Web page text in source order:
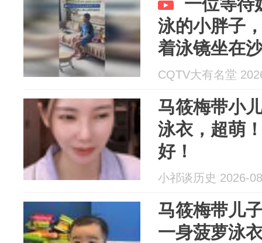
泳的小胖子
着泳镜坐在
CQTV大有名堂
马筱梅带小
泳衣，超萌
好！
小祁谈历史 2026-
马筱梅带儿
一身菠萝泳